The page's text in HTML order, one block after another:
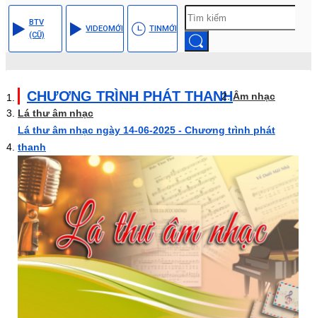
BTV
(CŨ)
VIDEOMỚI TINMỚI
CHƯƠNG TRÌNH PHÁT THANHÂm nhạc
Lá thư âm nhạc
Lá thư âm nhạc ngày 14-06-2025 - Chương trình phát
thanh